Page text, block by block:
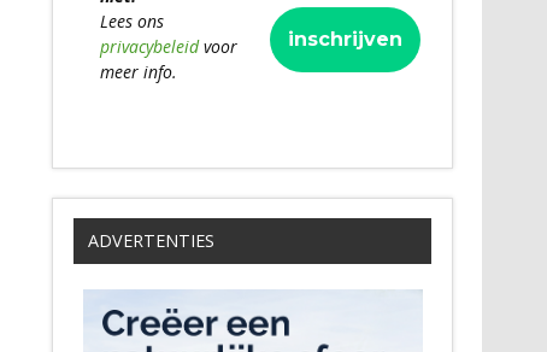
Lees ons
privacybeleidvoor
meer info.
ADVERTENTIES